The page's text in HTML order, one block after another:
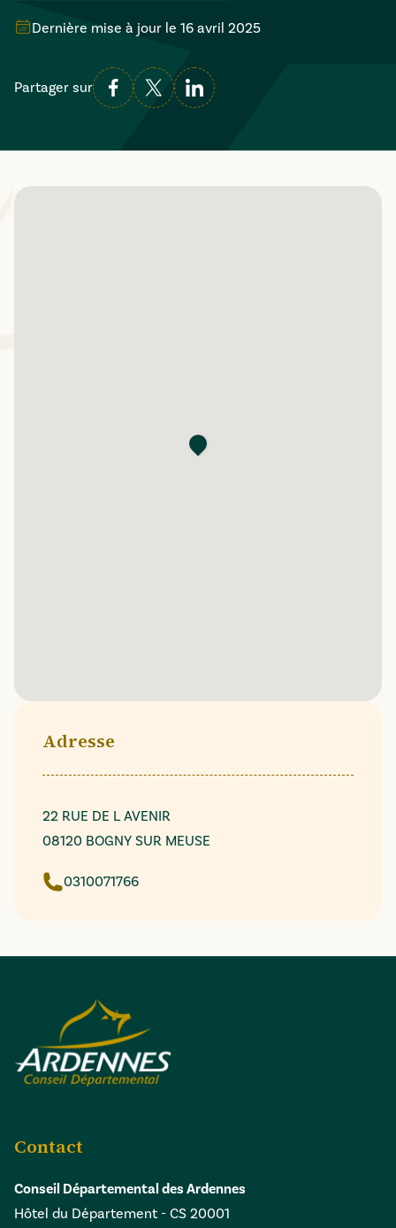
Dernière mise à jour le 16 avril 2025
Partager sur
Adresse
22 RUE DE L AVENIR
08120 BOGNY SUR MEUSE
0310071766
Contact
Conseil Départemental des Ardennes
Hôtel du Département - CS 20001